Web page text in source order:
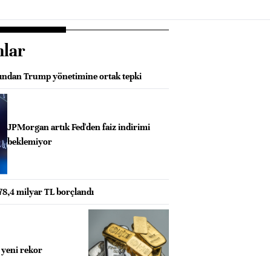
Trump yönetimine ortak tepki
JPMorgan artık Fed'den faiz indirimi
beklemiyor
milyar TL borçlandı
yeni rekor